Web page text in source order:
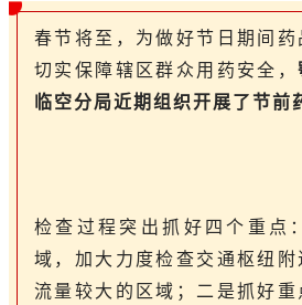
春节将至，为做好节日期间药
切实保障辖区群众用药安全，
临空分局近期组织开展了节前
检查过程突出抓好四个重点
域，加大力度检查交通枢纽附
流量较大的区域；二是抓好